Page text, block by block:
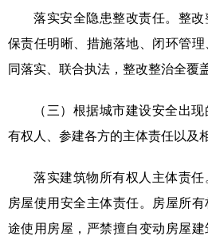
落实安全隐患整改责任。整
保责任明晰、措施落地、闭环管
同落实、联合执法，整改整治全覆
（三）根据城市建设安全出
有权人、参建各方的主体责任以及
落实建筑物所有权人主体责
房屋使用安全主体责任。房屋所
途使用房屋，严禁擅自变动房屋